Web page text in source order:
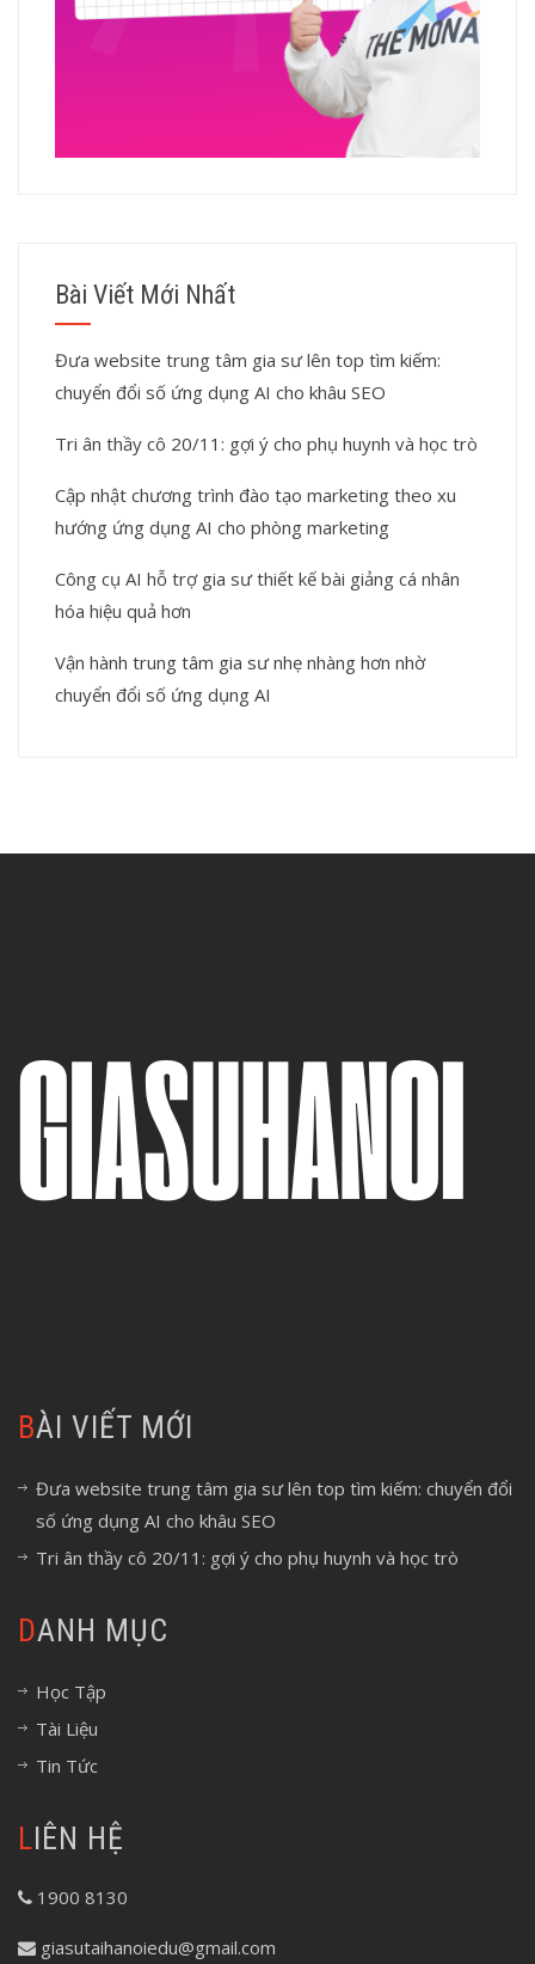
Bài Viết Mới Nhất
Đưa website trung tâm gia sư lên top tìm kiếm:
chuyển đổi số ứng dụng AI cho khâu SEO
Tri ân thầy cô 20/11: gợi ý cho phụ huynh và học trò
Cập nhật chương trình đào tạo marketing theo xu
hướng ứng dụng AI cho phòng marketing
Công cụ AI hỗ trợ gia sư thiết kế bài giảng cá nhân
hóa hiệu quả hơn
Vận hành trung tâm gia sư nhẹ nhàng hơn nhờ
chuyển đổi số ứng dụng AI
BÀI VIẾT MỚI
Đưa website trung tâm gia sư lên top tìm kiếm: chuyển đổi
số ứng dụng AI cho khâu SEO
Tri ân thầy cô 20/11: gợi ý cho phụ huynh và học trò
DANH MỤC
Học Tập
Tài Liệu
Tin Tức
LIÊN HỆ
1900 8130
giasutaihanoiedu@gmail.com